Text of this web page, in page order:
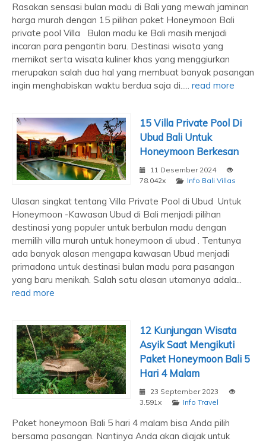
Rasakan sensasi bulan madu di Bali yang mewah jaminan
harga murah dengan 15 pilihan paket Honeymoon Bali
private pool Villa Bulan madu ke Bali masih menjadi
incaran para pengantin baru. Destinasi wisata yang
memikat serta wisata kuliner khas yang menggiurkan
merupakan salah dua hal yang membuat banyak pasangan
ingin menghabiskan waktu berdua saja di..... read more
15 Villa Private Pool Di
Ubud Bali Untuk
Honeymoon Berkesan
11 Desember 2024
78.042x
Info Bali Villas
Ulasan singkat tentang Villa Private Pool di Ubud Untuk
Honeymoon -Kawasan Ubud di Bali menjadi pilihan
destinasi yang populer untuk berbulan madu dengan
memilih villa murah untuk honeymoon di ubud . Tentunya
ada banyak alasan mengapa kawasan Ubud menjadi
primadona untuk destinasi bulan madu para pasangan
yang baru menikah. Salah satu alasan utamanya adala...
read more
12 Kunjungan Wisata
Asyik Saat Mengikuti
Paket Honeymoon Bali 5
Hari 4 Malam
23 September 2023
3.591x
Info Travel
Paket honeymoon Bali 5 hari 4 malam bisa Anda pilih
bersama pasangan. Nantinya Anda akan diajak untuk